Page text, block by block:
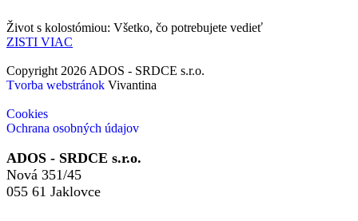
Život s kolostómiou: Všetko, čo potrebujete vedieť
ZISTI VIAC
Copyright 2026 ADOS - SRDCE s.r.o.
Tvorba webstránok Vivantina
Cookies
Ochrana osobných údajov
ADOS - SRDCE s.r.o.
Nová 351/45
055 61 Jaklovce